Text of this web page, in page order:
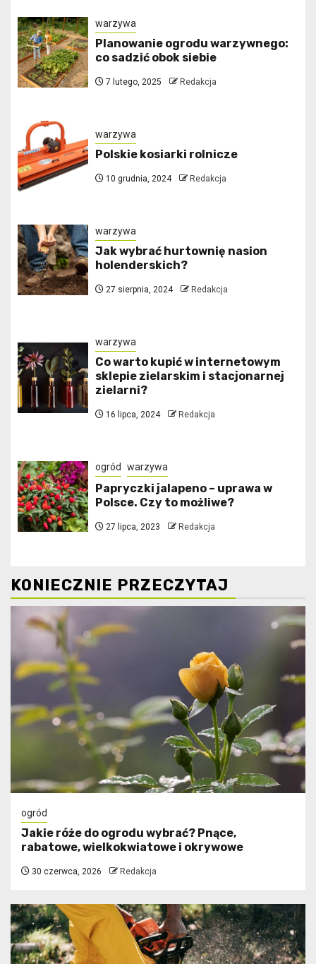
warzywa
Planowanie ogrodu warzywnego:
co sadzić obok siebie
7 lutego, 2025 Redakcja
warzywa
Polskie kosiarki rolnicze
10 grudnia, 2024 Redakcja
warzywa
Jak wybrać hurtownię nasion
holenderskich?
27 sierpnia, 2024 Redakcja
warzywa
Co warto kupić w internetowym
sklepie zielarskim i stacjonarnej
zielarni?
16 lipca, 2024 Redakcja
ogród warzywa
Papryczki jalapeno – uprawa w
Polsce. Czy to możliwe?
27 lipca, 2023 Redakcja
KONIECZNIE PRZECZYTAJ
ogród
Jakie róże do ogrodu wybrać? Pnące,
rabatowe, wielkokwiatowe i okrywowe
30 czerwca, 2026 Redakcja